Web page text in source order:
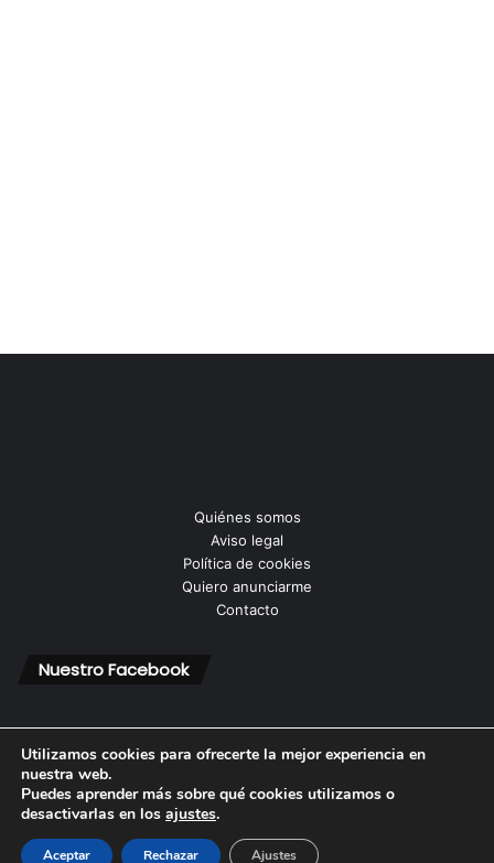
Quiénes somos
Aviso legal
Política de cookies
Quiero anunciarme
Contacto
Nuestro Facebook
© Copyright 2026, Todos los derechos reservados |
Utilizamos cookies para ofrecerte la mejor experiencia en
nuestra web.
Puedes aprender más sobre qué cookies utilizamos o
desactivarlas en los ajustes.
Aceptar Rechazar Ajustes